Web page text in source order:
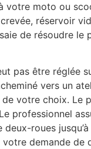
votre moto ou
réservoir
de résoudre le
pas être réglée
vers un
de votre choix. Le
professionnel
deux-roues
votre demande de